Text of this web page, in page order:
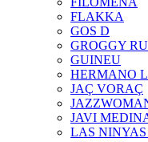
FLAKKA
GOS D
GROGGY
GUINEU
HERMANO L
JAÇ VORAÇ
JAVI
LAS